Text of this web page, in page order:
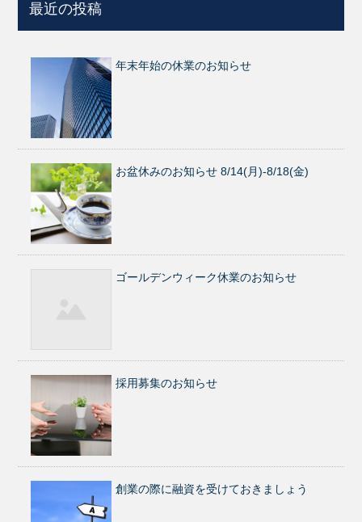
最近の投稿
年末年始の休業のお知らせ
お盆休みのお知らせ 8/14(月)-8/18(金)
ゴールデンウィーク休業のお知らせ
採用募集のお知らせ
創業の際に融資を受けておきましょう